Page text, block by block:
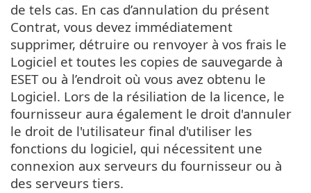
de tels cas. En cas d’annulation du présent
Contrat, vous devez immédiatement
supprimer, détruire ou renvoyer à vos frais le
Logiciel et toutes les copies de sauvegarde à
ESET ou à l’endroit où vous avez obtenu le
Logiciel. Lors de la résiliation de la licence, le
fournisseur aura également le droit d'annuler
le droit de l'utilisateur final d'utiliser les
fonctions du logiciel, qui nécessitent une
connexion aux serveurs du fournisseur ou à
des serveurs tiers.